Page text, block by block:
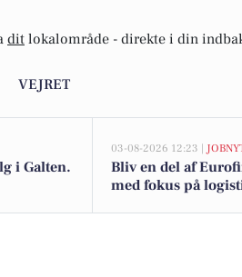
dit lokalområde - direkte i din
VEJRET
i Galten.
03-08-2026 12:23 |
Bliv en del af
med fokus på